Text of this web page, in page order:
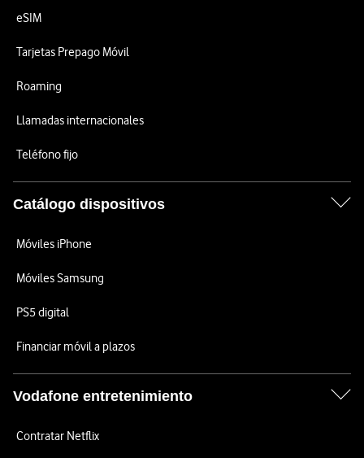
eSIM
Tarjetas Prepago Móvil
Roaming
Llamadas internacionales
Teléfono fijo
Catálogo dispositivos
Móviles iPhone
Móviles Samsung
PS5 digital
Financiar móvil a plazos
Vodafone entretenimiento
Contratar Netflix